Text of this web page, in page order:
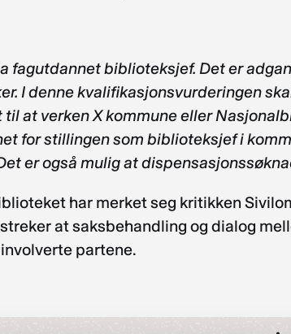
fagutdannet biblioteksjef. Det er
I denne kvalifikasjonsvurderingen
at verken X kommune eller
for stillingen som biblioteksjef i
er også mulig at
har merket seg kritikken
at saksbehandling og dialog
partene.